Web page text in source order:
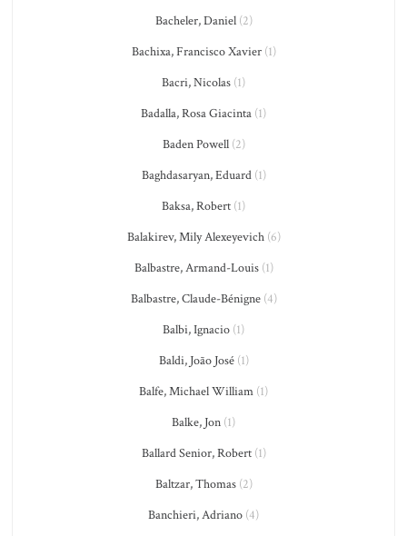
Bacheler, Daniel(2)
Bachixa, Francisco Xavier(1)
Bacri, Nicolas (1)
Badalla, Rosa Giacinta (1)
Baden Powell(2)
Baghdasaryan, Eduard(1)
Baksa, Robert (1)
Balakirev, Mily Alexeyevich(6)
Balbastre, Armand-Louis(1)
Balbastre, Claude-Bénigne(4)
Balbi, Ignacio (1)
Baldi, João José(1)
Balfe, Michael William (1)
Balke, Jon (1)
Ballard Senior, Robert(1)
Baltzar, Thomas(2)
Banchieri, Adriano (4)